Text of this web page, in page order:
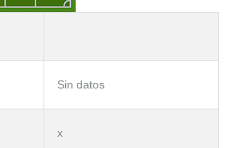
Sin datos
x